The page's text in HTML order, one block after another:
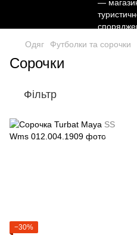
Одяг Футболки та сорочки
Сорочки
Фільтр
−30%